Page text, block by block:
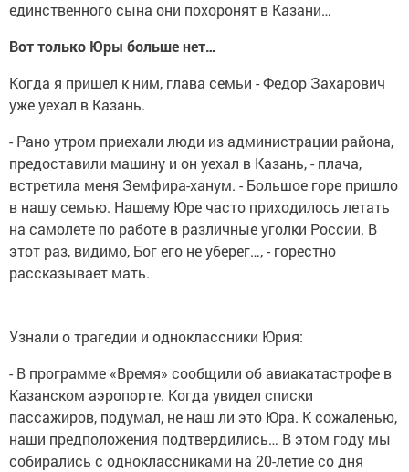
единственного сына они похоронят в Казани…
Вот только Юры больше нет…
Когда я пришел к ним, глава семьи - Федор Захарович
уже уехал в Казань.
- Рано утром приехали люди из администрации района,
предоставили машину и он уехал в Казань, - плача,
встретила меня Земфира-ханум. - Большое горе пришло
в нашу семью. Нашему Юре часто приходилось летать
на самолете по работе в различные уголки России. В
этот раз, видимо, Бог его не уберег…, - горестно
рассказывает мать.
Узнали о трагедии и одноклассники Юрия:
- В программе «Время» сообщили об авиакатастрофе в
Казанском аэропорте. Когда увидел списки
пассажиров, подумал, не наш ли это Юра. К сожаленью,
наши предположения подтвердились… В этом году мы
собирались с одноклассниками на 20-летие со дня